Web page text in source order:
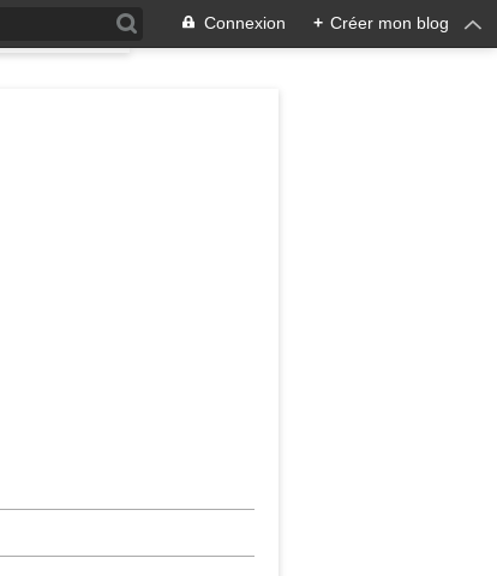
Connexion + Créer mon blog